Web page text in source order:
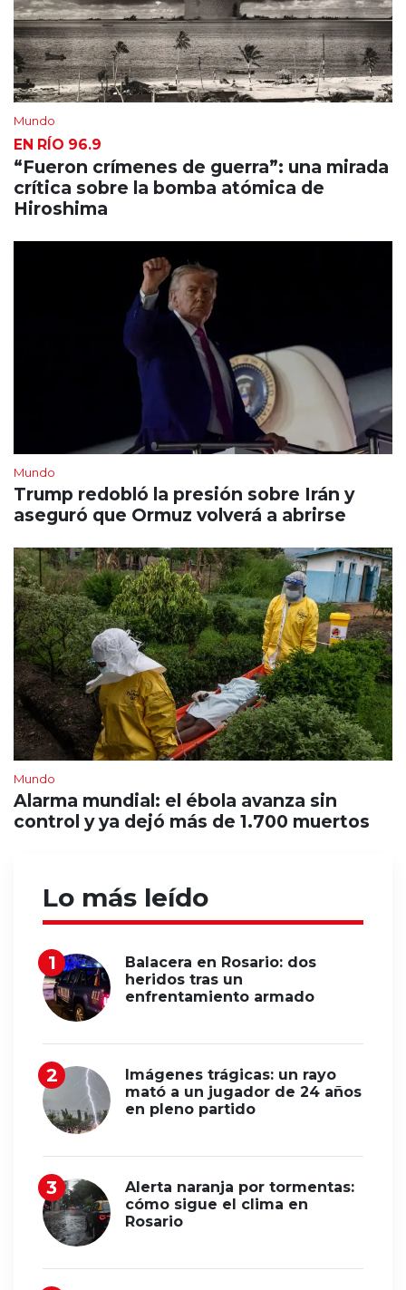
Mundo
EN RÍO 96.9
“Fueron crímenes de guerra”: una mirada
crítica sobre la bomba atómica de
Hiroshima
Mundo
Trump redobló la presión sobre Irán y
aseguró que Ormuz volverá a abrirse
Mundo
Alarma mundial: el ébola avanza sin
control y ya dejó más de 1.700 muertos
Lo más leído
Balacera en Rosario: dos
heridos tras un
enfrentamiento armado
Imágenes trágicas: un rayo
mató a un jugador de 24 años
en pleno partido
Alerta naranja por tormentas:
cómo sigue el clima en
Rosario